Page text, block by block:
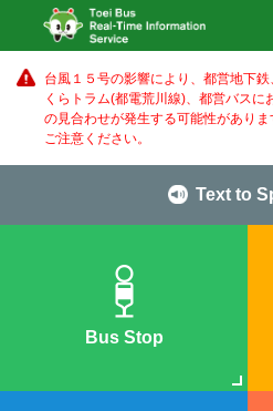
台風１５号の影響により、都営地下
くらトラム(都電荒川線)、都営バスに
の見合わせが発生する可能性がありま
ご注意ください。
Text to
Bus Stop